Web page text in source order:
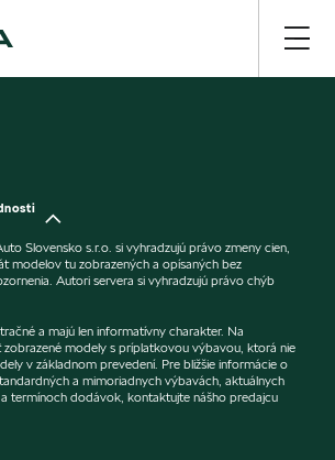
Slovensko s.r.o. si vyhradzujú právo zmeny cien,
modelov tu zobrazených a opísaných bez
Autori servera si vyhradzujú právo chýb
a majú len informatívny charakter. Na
modely s príplatkovou výbavou, ktorá nie
v základnom prevedení. Pre bližšie informácie o
a mimoriadnych výbavách, aktuálnych
termínoch dodávok, kontaktujte nášho predajcu